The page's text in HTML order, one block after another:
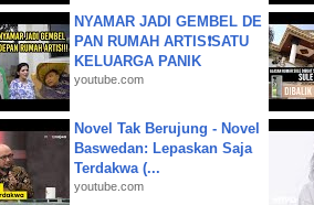
NYAMAR JADI GEMBEL DE
PAN RUMAH ARTIS❗SATU
KELUARGA PANIK
youtube.com
Novel Tak Berujung - Novel
Baswedan: Lepaskan Saja
Terdakwa (...
youtube.com